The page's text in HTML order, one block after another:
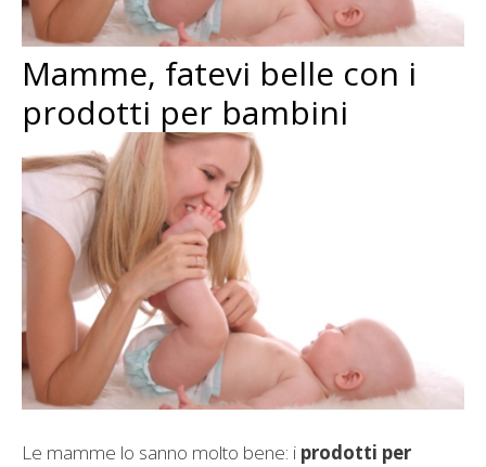
Mamme, fatevi belle con i
prodotti per bambini
Le mamme lo sanno molto bene: i prodotti per